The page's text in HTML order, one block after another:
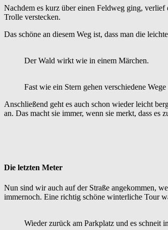
Nachdem es kurz über einen Feldweg ging,
Trolle verstecken.
Das schöne an diesem Weg ist, dass man die
Der Wald wirkt wie in einem Märchen.
Fast wie ein Stern gehen verschiedene Wege
Anschließend geht es auch schon wieder leicht
an. Das macht sie immer, wenn sie merkt, dass es
Die letzten Meter
Nun sind wir auch auf der Straße angekommen,
immernoch. Eine richtig schöne winterliche Tour
Wieder zurück am Parkplatz und es schneit